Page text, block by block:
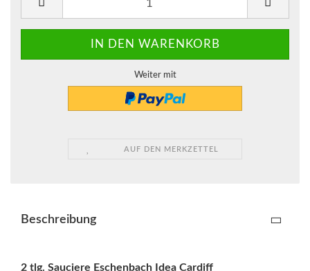
Weiter mit
AUF DEN MERKZETTEL
Beschreibung
2 tlg. Sauciere Eschenbach Idea Cardiff